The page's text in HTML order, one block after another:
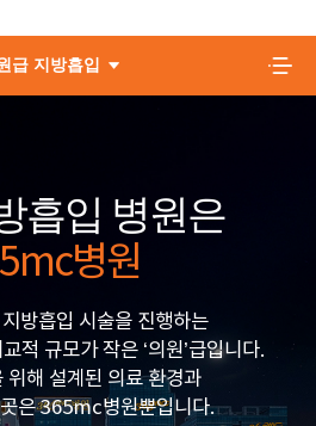
급 지방흡입
흡입 병원은
병원
방흡입 시술을 진행하는
적 규모가 작은 ‘의원’급입니다.
위해 설계된 의료 환경과
은 365mc병원뿐입니다.